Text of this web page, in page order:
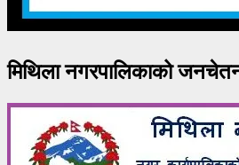
मिथिला नगरपालिकाको